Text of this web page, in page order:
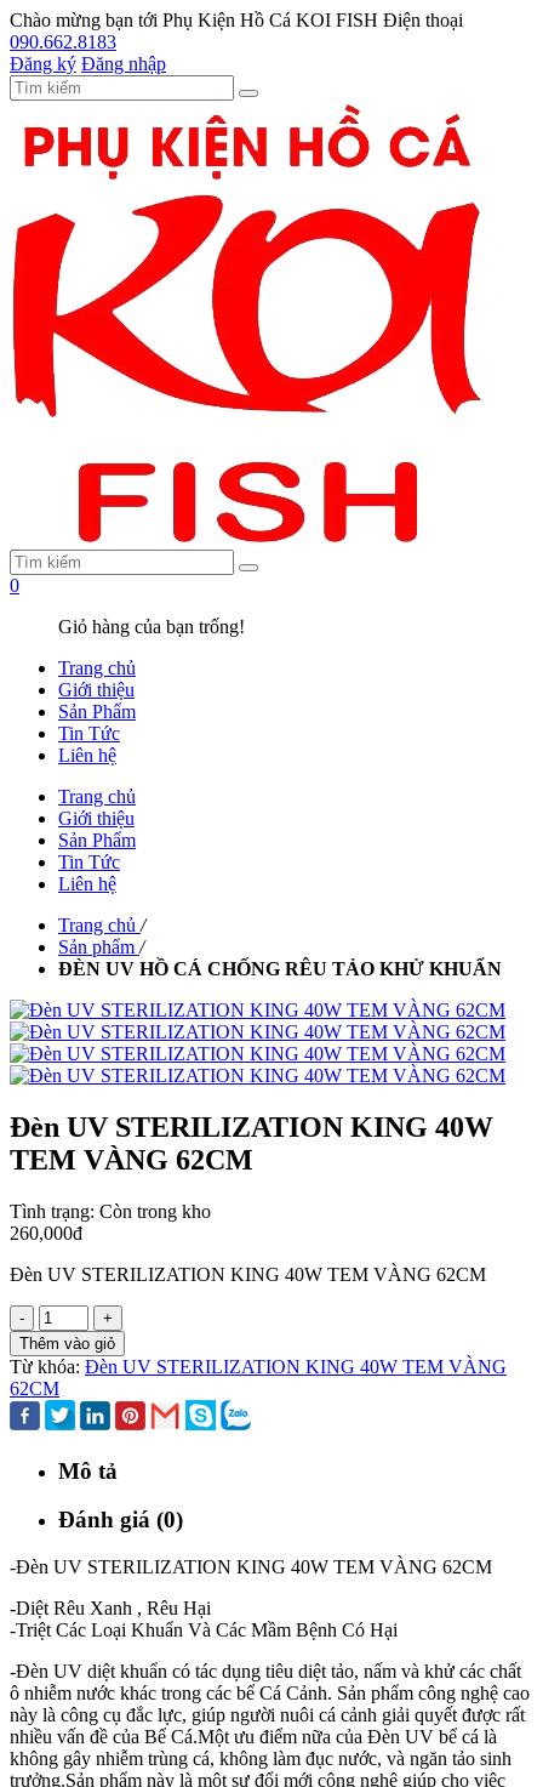
Chào mừng bạn tới Phụ Kiện Hồ Cá KOI FISH Điện thoại
090.662.8183
Đăng ký Đăng nhập
0
Giỏ hàng của bạn trống!
Trang chủ
Giới thiệu
Sản Phẩm
Tin Tức
Liên hệ
Trang chủ
Giới thiệu
Sản Phẩm
Tin Tức
Liên hệ
Trang chủ /
Sản phẩm /
ĐÈN UV HỒ CÁ CHỐNG RÊU TẢO KHỬ KHUẨN
Đèn UV STERILIZATION KING 40W
TEM VÀNG 62CM
Tình trạng: Còn trong kho
260,000đ
Đèn UV STERILIZATION KING 40W TEM VÀNG 62CM
-
+
Thêm vào giỏ
Từ khóa: Đèn UV STERILIZATION KING 40W TEM VÀNG
62CM
Mô tả
Đánh giá (0)
-Đèn UV STERILIZATION KING 40W TEM VÀNG 62CM
-Diệt Rêu Xanh , Rêu Hại
-Triệt Các Loại Khuẩn Và Các Mầm Bệnh Có Hại
-Đèn UV diệt khuẩn có tác dụng tiêu diệt tảo, nấm và khử các chất
ô nhiễm nước khác trong các bể Cá Cảnh. Sản phẩm công nghệ cao
này là công cụ đắc lực, giúp người nuôi cá cảnh giải quyết được rất
nhiều vấn đề của Bể Cá.Một ưu điểm nữa của Đèn UV bể cá là
không gây nhiễm trùng cá, không làm đục nước, và ngăn tảo sinh
trưởng.Sản phẩm này là một sự đổi mới công nghệ giúp cho việc